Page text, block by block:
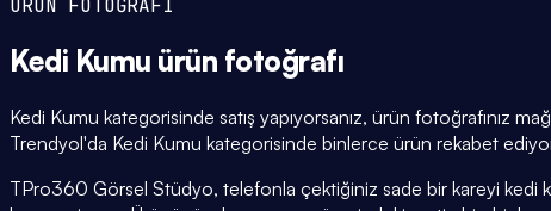
ÜRÜN FOTOĞRAFI
Kedi Kumu ürün fotoğrafı
Kedi Kumu kategorisinde satış yapıyorsanız, ürün fotoğrafınız
Trendyol'da Kedi Kumu kategorisinde binlerce ürün rekabet
TPro360 Görsel Stüdyo, telefonla çektiğiniz sade bir kareyi kedi